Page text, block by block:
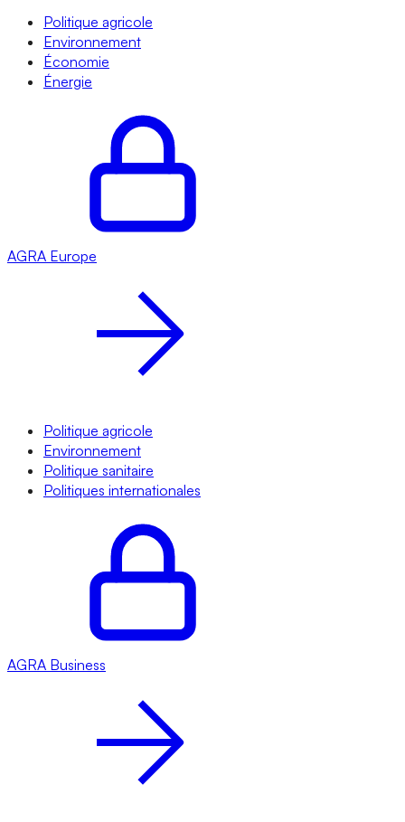
Politique agricole
Environnement
Économie
Énergie
AGRA Europe
Politique agricole
Environnement
Politique sanitaire
Politiques internationales
AGRA Business